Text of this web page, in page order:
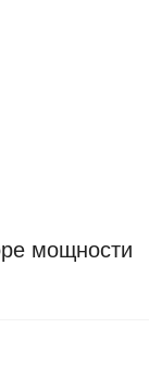
мощности